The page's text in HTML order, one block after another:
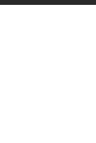
このコンテンツは